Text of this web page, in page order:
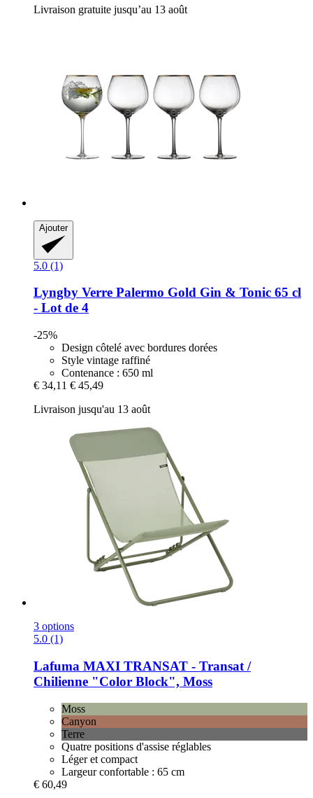
Livraison gratuite jusqu’au 13 août
Ajouter
5.0 (1)
Lyngby Verre Palermo Gold Gin & Tonic 65 cl
-​ Lot de 4
-25%
Design côtelé avec bordures dorées
Style vintage raffiné
Contenance : 650 ml
€ 34,11 € 45,49
Livraison jusqu'au 13 août
3 options
5.0 (1)
Lafuma MAXI TRANSAT -​ Transat /
Chilienne "Color Block", Moss
Moss
Canyon
Terre
Quatre positions d'assise réglables
Léger et compact
Largeur confortable : 65 cm
€ 60,49